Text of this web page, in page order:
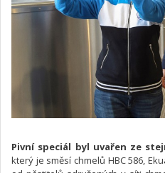
Pivní speciál byl uvařen ze
který je směsí chmelů HBC 586,